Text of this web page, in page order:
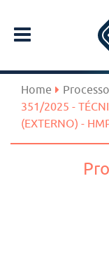
Home
351/2025 -
(EXTERNO) -